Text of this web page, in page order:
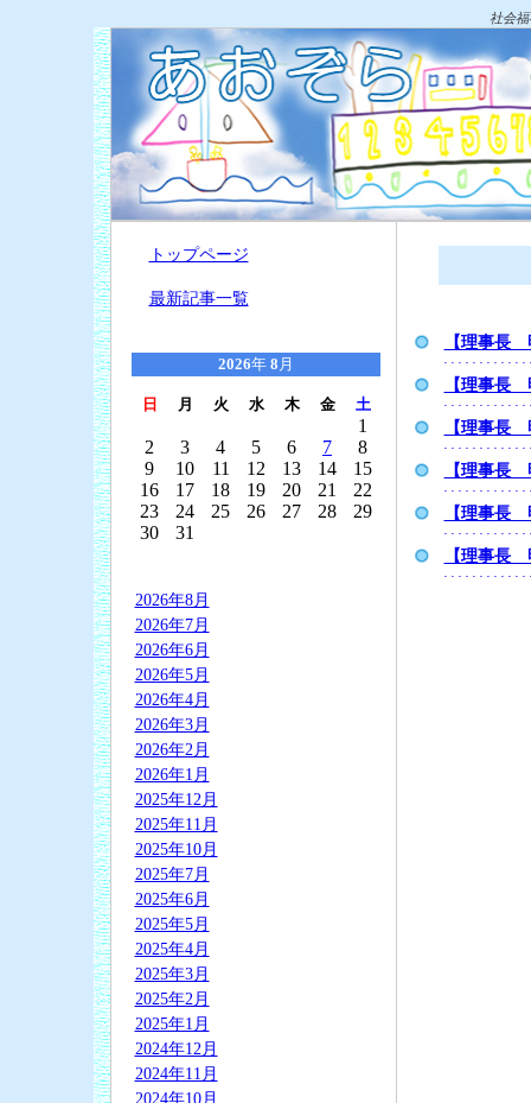
社会
トップページ
最新記事一覧
2026年 8 月
日 月 火 水 木 金 土
1
2
3 4 5 6 7
8
9
10 11 12 13 14
15
16
17 18 19 20 21
22
23
24 25 26 27 28
29
30
31
2026年8月
2026年7月
2026年6月
2026年5月
2026年4月
2026年3月
2026年2月
2026年1月
2025年12月
2025年11月
2025年10月
2025年7月
2025年6月
2025年5月
2025年4月
2025年3月
2025年2月
2025年1月
2024年12月
2024年11月
2024年10月
【理事長
【理事長
【理事長
【理事長
【理事長
【理事長